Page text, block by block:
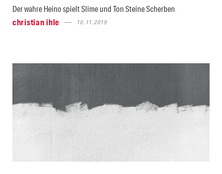
Der wahre Heino spielt Slime und Ton Steine Scherben
christian ihle
10.11.2019